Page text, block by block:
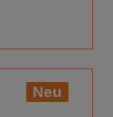
Neu